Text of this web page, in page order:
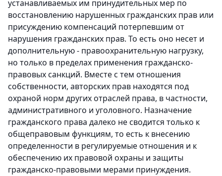
устанавливаемых им принудительных мер по
восстановлению нарушенных гражданских прав или
присуждению компенсаций потерпевшим от
нарушения гражданских прав. То есть оно несет и
дополнительную - правоохранительную нагрузку,
но только в пределах применения гражданско-
правовых санкций. Вместе с тем отношения
собственности, авторских прав находятся под
охраной норм других отраслей права, в частности,
административного и уголовного. Назначение
гражданского права далеко не сводится только к
общеправовым функциям, то есть к внесению
определенности в регулируемые отношения и к
обеспечению их правовой охраны и защиты
гражданско-правовыми мерами принуждения.